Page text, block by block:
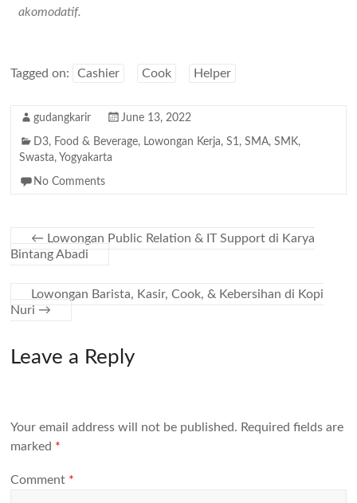
akomodatif.
Tagged on: Cashier Cook Helper
gudangkarir June 13, 2022
D3, Food & Beverage, Lowongan Kerja,S1,SMA,SMK,
Swasta, Yogyakarta
No Comments
← Lowongan Public Relation & IT Support di Karya
Bintang Abadi
Lowongan Barista, Kasir, Cook, & Kebersihan di Kopi
Nuri →
Leave a Reply
Your email address will not be published. Required fields are
marked *
Comment *